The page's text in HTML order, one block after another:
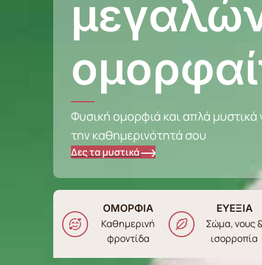
Φυσική ομορφιά και απλά μυστικά
την καθημερινότητά σου
Δες τα μυστικά
ΟΜΟΡΦΙΑ
Καθημερινή
φροντίδα
ΕΥΕΞΙΑ
Σώμα, νους
ισορροπία